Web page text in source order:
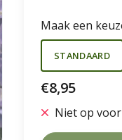
Maak een
STANDAARD
€8,95
Niet op